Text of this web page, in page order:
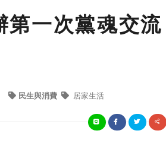
一次黨魂交流
民生與消費 居家生活